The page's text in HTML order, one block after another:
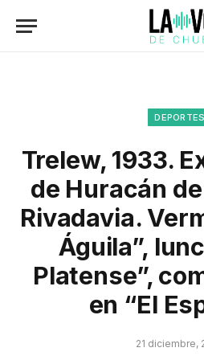
DEPORTES
Trelew, 1933.
de Huracán
Rivadavia.
Águila”,
Platense”,
en “El
21 diciembre,